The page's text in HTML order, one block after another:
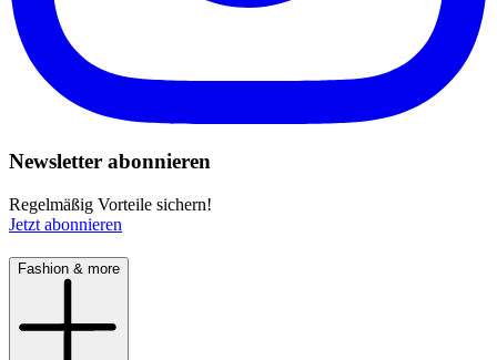
Newsletter abonnieren
Regelmäßig Vorteile sichern!
Jetzt abonnieren
Fashion & more